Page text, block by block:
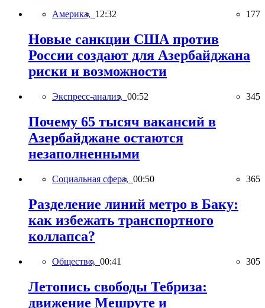
Америка, 12:32 177
Новые санкции США против
России создают для Азербайджана
риски и возможности
Экспресс-анализ, 00:52 345
Почему 65 тысяч вакансий в
Азербайджане остаются
незаполненными
Социальная сфера, 00:50 365
Разделение линий метро в Баку:
как избежать транспортного
коллапса?
Общество, 00:41 305
Летопись свободы Тебриза:
движение Мешруте и